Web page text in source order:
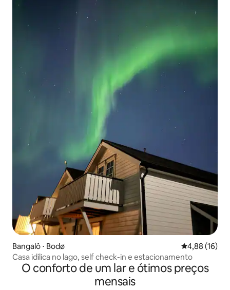
Bangalô ⋅ Bodø 4,88 de uma
4,88 (16)
Casa idílica no lago, self check-in e estacionamento
O conforto de um lar e ótimos preços
mensais